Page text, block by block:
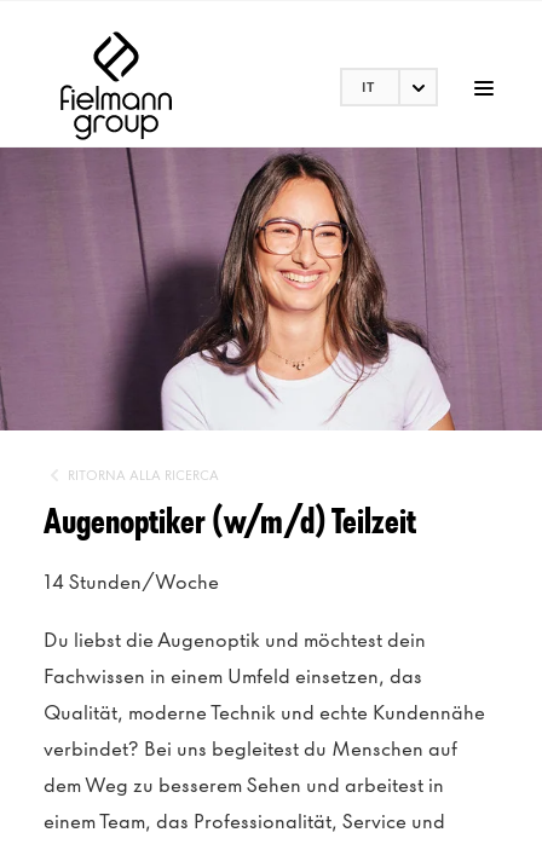
IT
RITORNA ALLA RICERCA
Augenoptiker (w/m/d) Teilzeit
14 Stunden/Woche
Du liebst die Augenoptik und möchtest dein
Fachwissen in einem Umfeld einsetzen, das
Qualität, moderne Technik und echte Kundennähe
verbindet? Bei uns begleitest du Menschen auf
dem Weg zu besserem Sehen und arbeitest in
einem Team, das Professionalität, Service und